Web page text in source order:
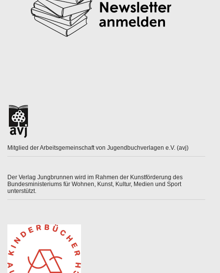
Mitglied der Arbeitsgemeinschaft von Jugendbuchverlagen e.V. (avj)
Der Verlag Jungbrunnen wird im Rahmen der Kunstförderung des
Bundesministeriums für Wohnen, Kunst, Kultur, Medien und Sport
unterstützt.